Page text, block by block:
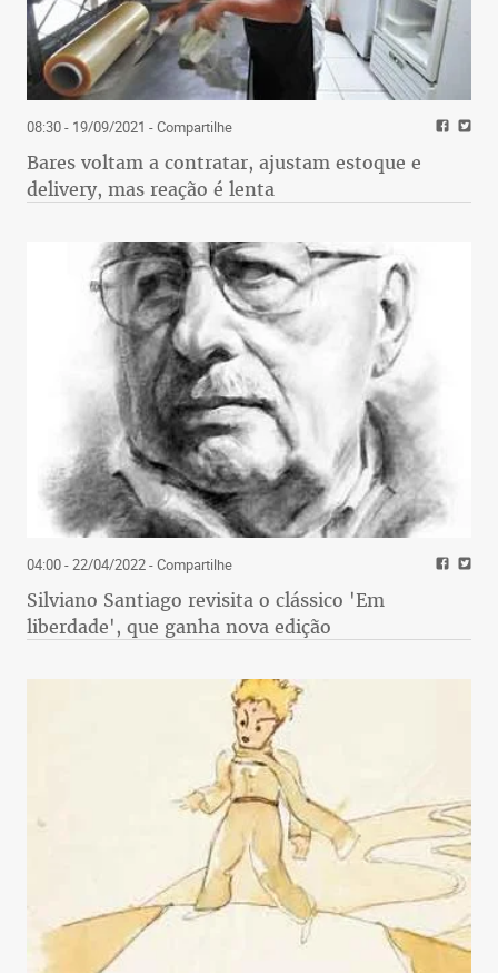
08:30 - 19/09/2021 - Compartilhe
Bares voltam a contratar, ajustam estoque e
delivery, mas reação é lenta
04:00 - 22/04/2022- Compartilhe
Silviano Santiago revisita o clássico 'Em
liberdade', que ganha nova edição